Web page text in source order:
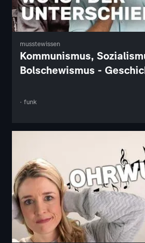
musstewissen
Kommunismus,
Bolschewismus -
· funk